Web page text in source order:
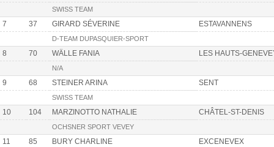
SWISS TEAM
7 37 GIRARD SÉVERINE ESTAVANNENS
D-TEAM DUPASQUIER-SPORT
8 70 WÄLLE FANIA LES HAUTS-
N/A
9 68 STEINER ARINA SENT
SWISS TEAM
10 104 MARZINOTTO NATHALIE CHÂTEL-ST-DENIS
OCHSNER SPORT VEVEY
11 85 BURY CHARLINE EXCENEVEX